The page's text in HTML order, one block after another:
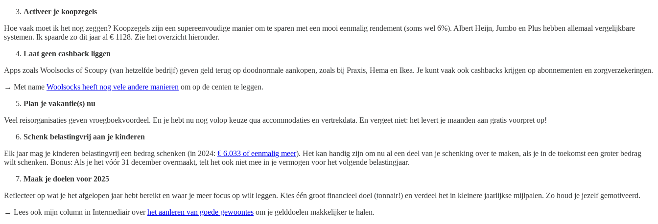
Activeer je koopzegels
Hoe vaak moet ik het nog zeggen? Koopzegels zijn een supereenvoudige manier om te sparen met een mooi eenmalig rendement (soms wel 6%). Albert Heijn, Jumbo en Plus hebben allemaal vergelijkbare
systemen. Ik spaarde zo dit jaar al € 1128. Zie het overzicht hieronder.
Laat geen cashback liggen
Apps zoals Woolsocks of Scoupy (van hetzelfde bedrijf) geven geld terug op doodnormale aankopen, zoals bij Praxis, Hema en Ikea. Je kunt vaak ook cashbacks krijgen op abonnementen en zorgverzekeringen.
→ Met name Woolsocks heeft nog vele andere manieren om op de centen te leggen.
Plan je vakantie(s) nu
Veel reisorganisaties geven vroegboekvoordeel. En je hebt nu nog volop keuze qua accommodaties en vertrekdata. En vergeet niet: het levert je maanden aan gratis voorpret op!
Schenk belastingvrij aan je kinderen
Elk jaar mag je kinderen belastingvrij een bedrag schenken (in 2024: € 6.033 of eenmalig meer). Het kan handig zijn om nu al een deel van je schenking over te maken, als je in de toekomst een groter bedrag
wilt schenken. Bonus: Als je het vóór 31 december overmaakt, telt het ook niet mee in je vermogen voor het volgende belastingjaar.
Maak je doelen voor 2025
Reflecteer op wat je het afgelopen jaar hebt bereikt en waar je meer focus op wilt leggen. Kies één groot financieel doel (tonnair!) en verdeel het in kleinere jaarlijkse mijlpalen. Zo houd je jezelf gemotiveerd.
→ Lees ook mijn column in Intermediair overhet aanleren van goede gewoontes om je gelddoelen makkelijker te halen.